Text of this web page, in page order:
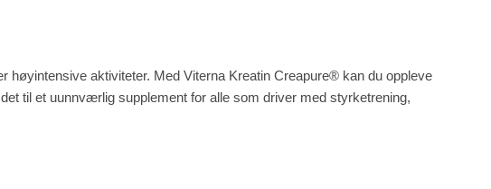
høyintensive aktiviteter. Med Viterna Kreatin Creapure® kan du oppleve
til et uunnværlig supplement for alle som driver med styrketrening,